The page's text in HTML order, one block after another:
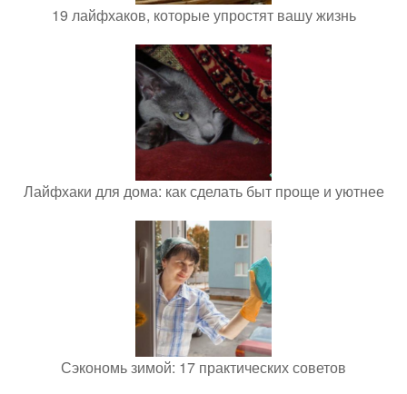
19 лайфхаков, которые упростят вашу жизнь
Лайфхаки для дома: как сделать быт проще и уютнее
Сэкономь зимой: 17 практических советов